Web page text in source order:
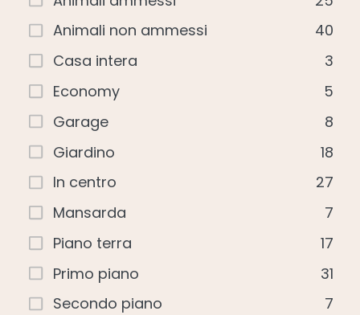
Animali non ammessi
40
Casa intera
3
Economy
5
Garage
8
Giardino
18
In centro
27
Mansarda
7
Piano terra
17
Primo piano
31
Secondo piano
7